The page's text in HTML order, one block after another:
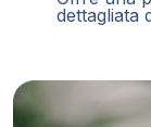
dettagliata